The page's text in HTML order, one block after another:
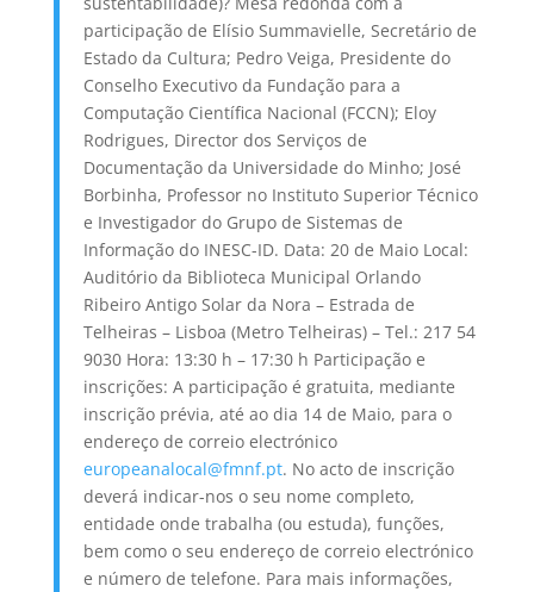
participação de Elísio Summavielle, Secretário de
Estado da Cultura; Pedro Veiga, Presidente do
Conselho Executivo da Fundação para a
Computação Científica Nacional (FCCN); Eloy
Rodrigues, Director dos Serviços de
Documentação da Universidade do Minho; José
Borbinha, Professor no Instituto Superior Técnico
e Investigador do Grupo de Sistemas de
Informação do INESC-ID. Data: 20 de Maio Local:
Auditório da Biblioteca Municipal Orlando
Ribeiro Antigo Solar da Nora – Estrada de
Telheiras – Lisboa (Metro Telheiras) – Tel.: 217 54
9030 Hora: 13:30 h – 17:30 h Participação e
inscrições: A participação é gratuita, mediante
inscrição prévia, até ao dia 14 de Maio, para o
endereço de correio electrónico
europeanalocal@fmnf.pt. No acto de inscrição
deverá indicar-nos o seu nome completo,
entidade onde trabalha (ou estuda), funções,
bem como o seu endereço de correio electrónico
e número de telefone. Para mais informações,